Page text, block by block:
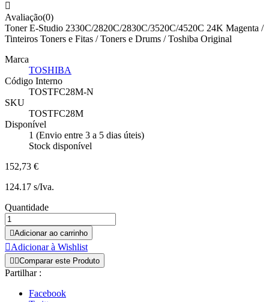

Avaliação(0)
Toner E-Studio 2330C/2820C/2830C/3520C/4520C 24K Magenta /
Tinteiros Toners e Fitas / Toners e Drums / Toshiba Original
Marca
TOSHIBA
Código Interno
TOSTFC28M-N
SKU
TOSTFC28M
Disponível
1 (Envio entre 3 a 5 dias úteis)
Stock disponível
152,73 €
124.17 s/Iva.
Quantidade
Adicionar ao carrinho
Adicionar à Wishlist
 Comparar este Produto
Partilhar :
Facebook